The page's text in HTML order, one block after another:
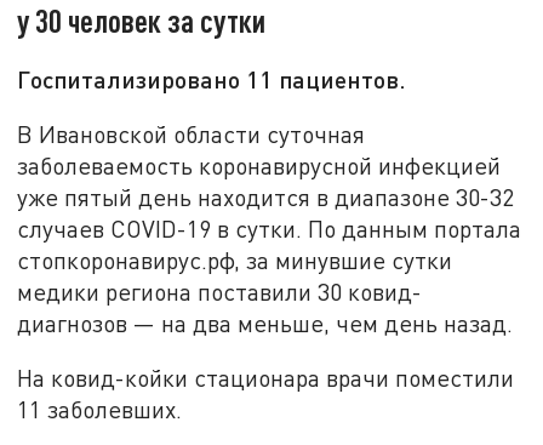
у 30 человек за сутки
Госпитализировано 11 пациентов.
В Ивановской области суточная
заболеваемость коронавирусной инфекцией
уже пятый день находится в диапазоне 30-32
случаев COVID-19 в сутки. По данным портала
стопкоронавирус.рф, за минувшие сутки
медики региона поставили 30 ковид-
диагнозов — на два меньше, чем день назад.
На ковид-койки стационара врачи поместили
11 заболевших.